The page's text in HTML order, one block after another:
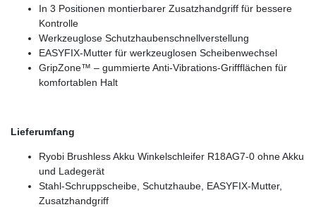
In 3 Positionen montierbarer Zusatzhandgriff für bessere
Kontrolle
Werkzeuglose Schutzhaubenschnellverstellung
EASYFIX-Mutter für werkzeuglosen Scheibenwechsel
GripZone™ – gummierte Anti-Vibrations-Griffflächen für
komfortablen Halt
Lieferumfang
Ryobi Brushless Akku Winkelschleifer R18AG7-0 ohne Akku
und Ladegerät
Stahl-Schruppscheibe, Schutzhaube, EASYFIX-Mutter,
Zusatzhandgriff